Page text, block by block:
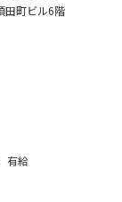
田町ビル6階
有給